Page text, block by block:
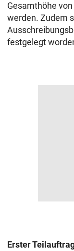
Gesamthöhe
werden. Zudem
festgelegt
Erster